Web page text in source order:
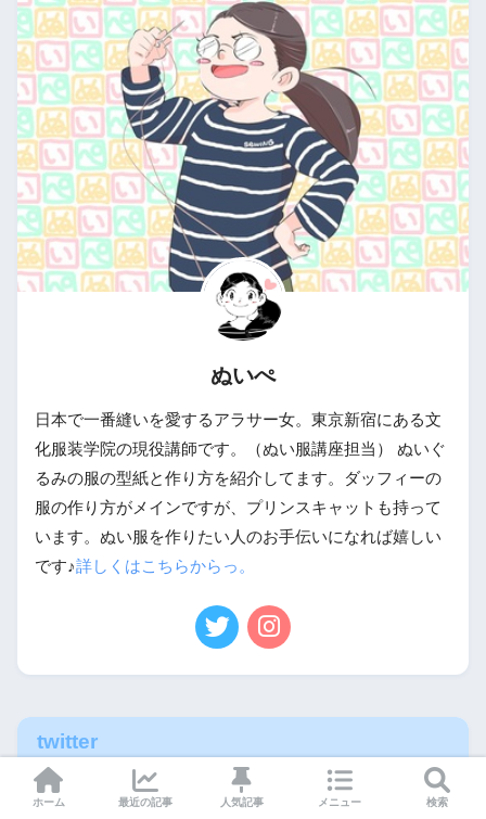
ぬいぺ
日本で一番縫いを愛するアラサー女。東京新宿にある文
化服装学院の現役講師です。（ぬい服講座担当） ぬいぐ
るみの服の型紙と作り方を紹介してます。ダッフィーの
服の作り方がメインですが、プリンスキャットも持って
います。ぬい服を作りたい人のお手伝いになれば嬉しい
です♪詳しくはこちらからっ。
twitter
Tweets by nuinuipe
ホーム 最近の記事 人気記事 メニュー 検索